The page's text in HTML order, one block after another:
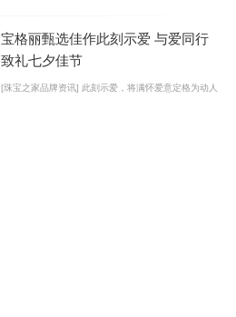
宝格丽甄选佳作此刻示爱 与爱同行
致礼七夕佳节
[珠宝之家品牌资讯] 此刻示爱，将满怀爱意定格为动人